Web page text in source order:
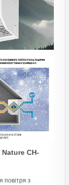
CH-
повітря з